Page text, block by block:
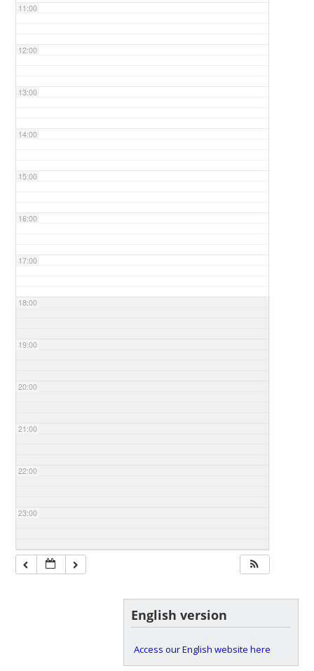
11:00
12:00
13:00
14:00
15:00
16:00
17:00
18:00
19:00
20:00
21:00
22:00
23:00
English version
Access our English website here